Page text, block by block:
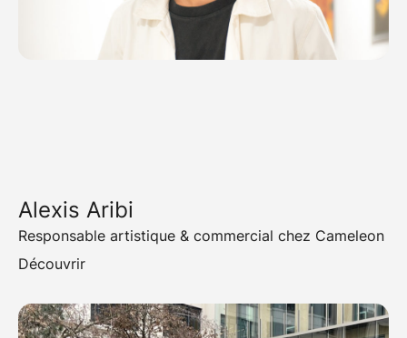
Alexis Aribi
Responsable artistique & commercial chez Cameleon
Découvrir